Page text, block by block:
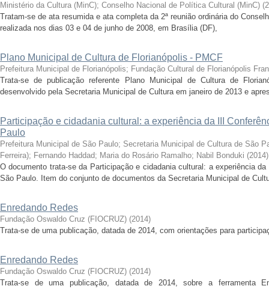
Ministério da Cultura (MinC); Conselho Nacional de Política Cultural (MinC) (
Tratam-se de ata resumida e ata completa da 2ª reunião ordinária do
realizada nos dias 03 e 04 de junho de 2008, em Brasília (DF),
Plano Municipal de Cultura de Florianópolis - PMCF
Prefeitura Municipal de Florianópolis; Fundação Cultural de Florianópolis
Trata-se de publicação referente Plano Municipal de Cultura de
desenvolvido pela Secretaria Municipal de Cultura em janeiro de 2013 e
Participação e cidadania cultural: a experiência da III
Paulo
Prefeitura Municipal de São Paulo; Secretaria Municipal de Cultura de São
Ferreira); Fernando Haddad; Maria do Rosário Ramalho; Nabil Bonduki (2014)
O documento trata-se da Participação e cidadania cultural: a experiência
São Paulo. Item do conjunto de documentos da Secretaria Municipal de
Enredando Redes
Fundação Oswaldo Cruz (FIOCRUZ) (2014)
Trata-se de uma publicação, datada de 2014, com orientações para
Enredando Redes
Fundação Oswaldo Cruz (FIOCRUZ) (2014)
Trata-se de uma publicação, datada de 2014, sobre a ferramenta